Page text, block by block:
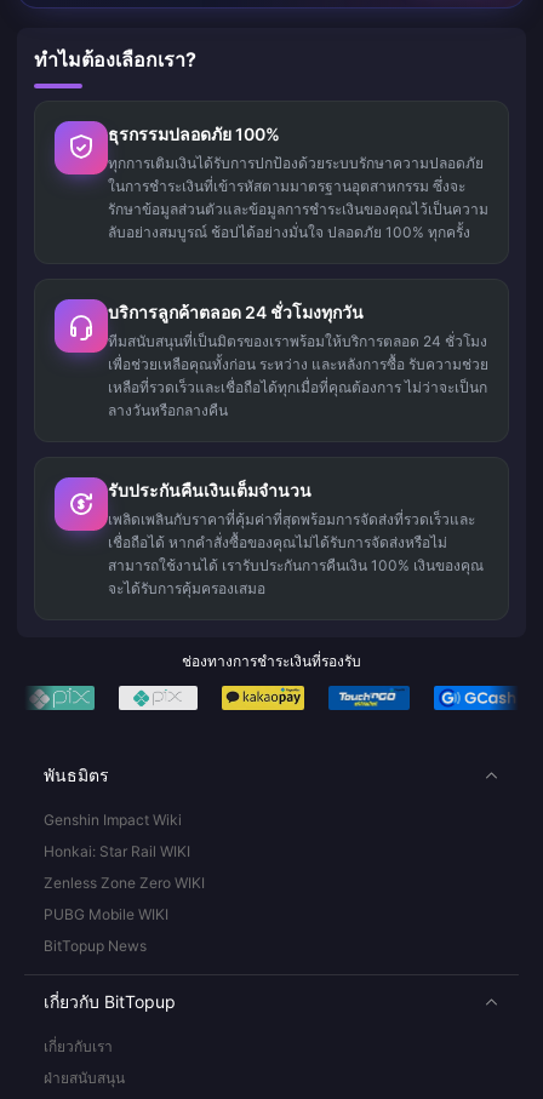
ทำไมต้องเลือกเรา?
ธุรกรรมปลอดภัย 100%
ทุกการเติมเงินได้รับการปกป้องด้วยระบบรักษาความปลอดภัย
ในการชำระเงินที่เข้ารหัสตามมาตรฐานอุตสาหกรรม ซึ่งจะ
รักษาข้อมูลส่วนตัวและข้อมูลการชำระเงินของคุณไว้เป็นความ
ลับอย่างสมบูรณ์ ช้อปได้อย่างมั่นใจ ปลอดภัย 100% ทุกครั้ง
บริการลูกค้าตลอด 24 ชั่วโมงทุกวัน
ทีมสนับสนุนที่เป็นมิตรของเราพร้อมให้บริการตลอด 24 ชั่วโมง
เพื่อช่วยเหลือคุณทั้งก่อน ระหว่าง และหลังการซื้อ รับความช่วย
เหลือที่รวดเร็วและเชื่อถือได้ทุกเมื่อที่คุณต้องการ ไม่ว่าจะเป็นก
ลางวันหรือกลางคืน
รับประกันคืนเงินเต็มจำนวน
เพลิดเพลินกับราคาที่คุ้มค่าที่สุดพร้อมการจัดส่งที่รวดเร็วและ
เชื่อถือได้ หากคำสั่งซื้อของคุณไม่ได้รับการจัดส่งหรือไม่
สามารถใช้งานได้ เรารับประกันการคืนเงิน 100% เงินของคุณ
จะได้รับการคุ้มครองเสมอ
ช่องทางการชำระเงินที่รองรับ
พันธมิตร
Genshin Impact Wiki
Honkai: Star Rail WIKI
Zenless Zone Zero WIKI
PUBG Mobile WIKI
BitTopup News
เกี่ยวกับ BitTopup
เกี่ยวกับเรา
ฝ่ายสนับสนุน